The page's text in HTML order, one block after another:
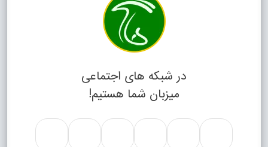
در شبکه های اجتماعی
میزبان شما هستیم!